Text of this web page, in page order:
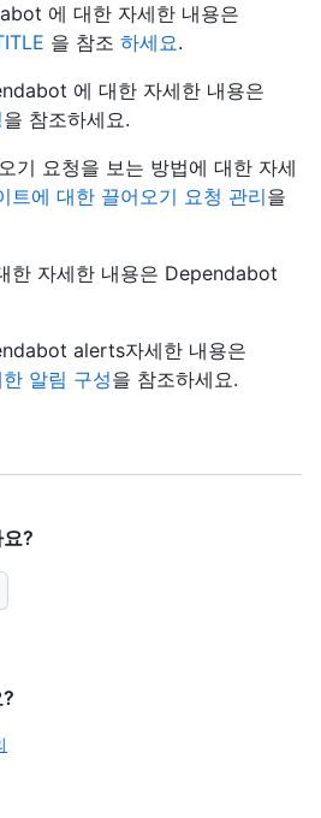
에 대한 자세한 내용은
을 참조 하세요.
에 대한 자세한 내용은
을 참조하세요.
기 요청을 보는 방법에 대한 자세
트에 대한 끌어오기 요청 관리을
한 자세한 내용은 Dependabot
alerts자세한 내용은
알림 구성을 참조하세요.
?